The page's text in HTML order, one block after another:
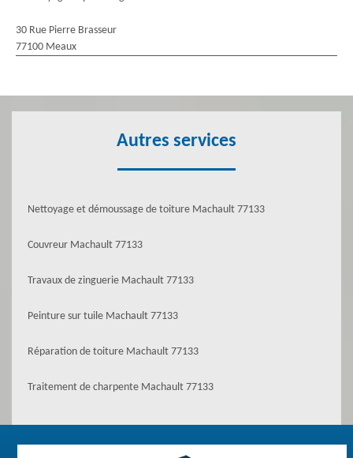
30 Rue Pierre Brasseur
77100 Meaux
Autres services
Nettoyage et démoussage de toiture Machault 77133
Couvreur Machault 77133
Travaux de zinguerie Machault 77133
Peinture sur tuile Machault 77133
Réparation de toiture Machault 77133
Traitement de charpente Machault 77133